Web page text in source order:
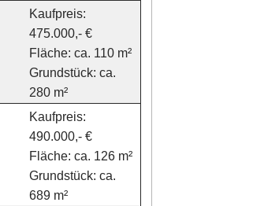
Kaufpreis:
475.000,- €
Fläche: ca. 110 m²
Grundstück: ca.
280 m²
Kaufpreis:
490.000,- €
Fläche: ca. 126 m²
Grundstück: ca.
689 m²